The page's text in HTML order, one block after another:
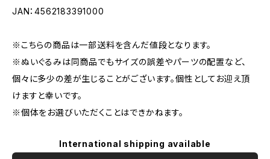
JAN：4562183391000
※こちらの商品は一部送料を含んだ値段となります。
※ぬいぐるみは同商品でもサイズの誤差やパーツの配置など、
個々に多少の差が生じることがございます。個性としてお迎え頂
けますと幸いです。
※個体をお選びいただくことはできかねます。
International shipping available